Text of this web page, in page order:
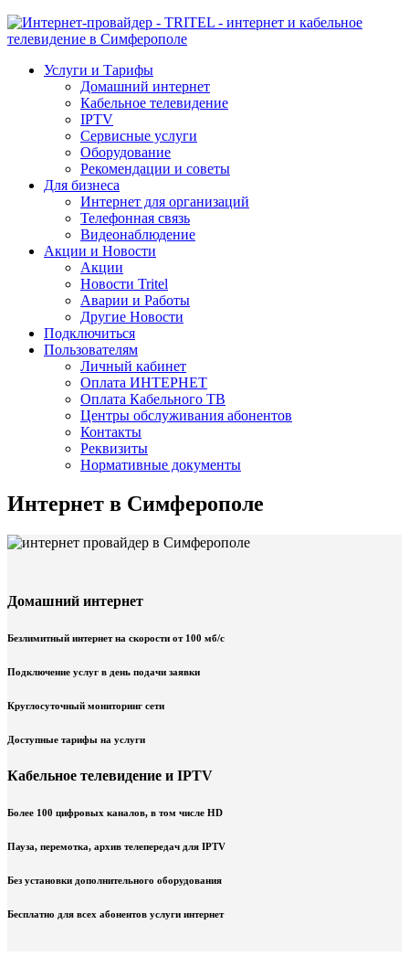
Услуги и Тарифы
Домашний интернет
Кабельное телевидение
IPTV
Сервисные услуги
Оборудование
Рекомендации и советы
Для бизнеса
Интернет для организаций
Телефонная связь
Видеонаблюдение
Акции и Новости
Акции
Новости Tritel
Аварии и Работы
Другие Новости
Подключиться
Пользователям
Личный кабинет
Оплата ИНТЕРНЕТ
Оплата Кабельного ТВ
Центры обслуживания абонентов
Контакты
Реквизиты
Нормативные документы
Интернет в Симферополе
Домашний интернет
Безлимитный интернет на скорости от 100 мб/с
Подключение услуг в день подачи заявки
Круглосуточный мониторинг сети
Доступные тарифы на услуги
Кабельное телевидение и IPTV
Более 100 цифровых каналов, в том числе HD
Пауза, перемотка, архив телепередач для IPTV
Без установки дополнительного оборудования
Бесплатно для всех абонентов услуги интернет